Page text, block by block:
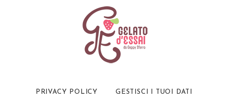
PRIVACY POLICY GESTISCI I TUOI DATI